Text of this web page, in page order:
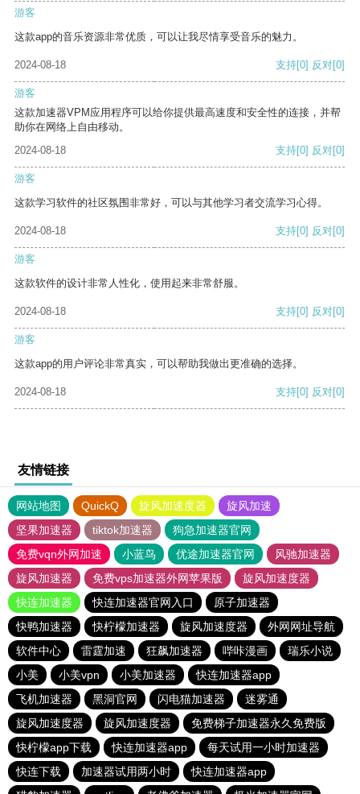
游客
这款app的音乐资源非常优质，可以让我尽情享受音乐的魅力。
2024-08-18 支持[0] 反对[0]
游客
这款加速器VPM应用程序可以给你提供最高速度和安全性的连接，并帮
助你在网络上自由移动。
2024-08-18
支持[0] 反对[0]
游客
这款学习软件的社区氛围非常好，可以与其他学习者交流学习心得。
2024-08-18 支持[0] 反对[0]
游客
这款软件的设计非常人性化，使用起来非常舒服。
2024-08-18 支持[0] 反对[0]
游客
这款app的用户评论非常真实，可以帮助我做出更准确的选择。
2024-08-18 支持[0] 反对[0]
友情链接
网站地图 QuickQ 旋风加速度器
旋风加速
坚果加速器
tiktok加速器
狗急加速器官网
免费vqn外网加速
小蓝鸟 优途加速器官网
风驰加速器
旋风加速器
免费vps加速器外网苹果版
旋风加速度器
快连加速器
快连加速器官网入口
原子加速器
快鸭加速器
快柠檬加速器 旋风加速度器
外网网址导航
软件中心
雷霆加速 狂飙加速器 哔咔漫画
瑞乐小说
小美
小美vpn 小美加速器
快连加速器app
飞机加速器
黑洞官网 闪电猫加速器
迷雾通
旋风加速度器
旋风加速度器
免费梯子加速器永久免费版
快柠檬app下载
快连加速器app
每天试用一小时加速器
快连下载
加速器试用两小时
快连加速器app